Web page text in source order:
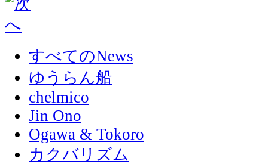
すべてのNews
ゆうらん船
chelmico
Jin Ono
Ogawa & Tokoro
カクバリズム